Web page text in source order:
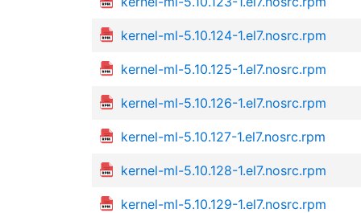
kernel-ml-5.10.124-1.el7.nosrc.rpm
kernel-ml-5.10.125-1.el7.nosrc.rpm
kernel-ml-5.10.126-1.el7.nosrc.rpm
kernel-ml-5.10.127-1.el7.nosrc.rpm
kernel-ml-5.10.128-1.el7.nosrc.rpm
kernel-ml-5.10.129-1.el7.nosrc.rpm